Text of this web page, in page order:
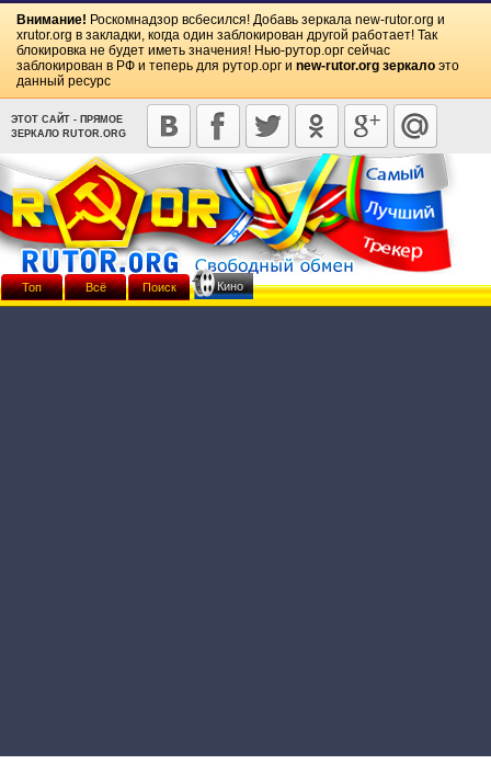
Внимание! Роскомнадзор всбесился! Добавь зеркала new-rutor.org и
xrutor.org в закладки, когда один заблокирован другой работает! Так
блокировка не будет иметь значения! Нью-рутор.орг сейчас
заблокирован в РФ и теперь для рутор.орг и new-rutor.org зеркало это
данный ресурс
ЭТОТ САЙТ - ПРЯМОЕ
ЗЕРКАЛО RUTOR.ORG